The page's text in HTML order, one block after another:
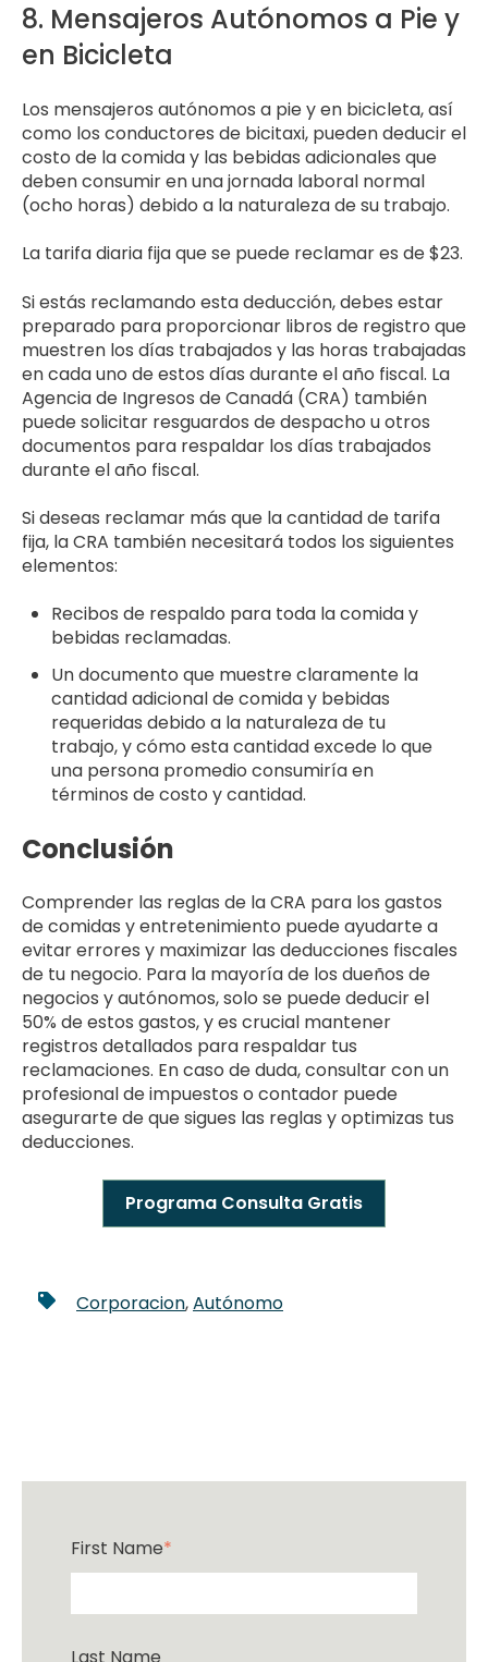
8. Mensajeros Autónomos a Pie y
en Bicicleta
Los mensajeros autónomos a pie y en bicicleta, así
como los conductores de bicitaxi, pueden deducir el
costo de la comida y las bebidas adicionales que
deben consumir en una jornada laboral normal
(ocho horas) debido a la naturaleza de su trabajo.
La tarifa diaria fija que se puede reclamar es de $23.
Si estás reclamando esta deducción, debes estar
preparado para proporcionar libros de registro que
muestren los días trabajados y las horas trabajadas
en cada uno de estos días durante el año fiscal. La
Agencia de Ingresos de Canadá (CRA) también
puede solicitar resguardos de despacho u otros
documentos para respaldar los días trabajados
durante el año fiscal.
Si deseas reclamar más que la cantidad de tarifa
fija, la CRA también necesitará todos los siguientes
elementos:
Recibos de respaldo para toda la comida y
bebidas reclamadas.
Un documento que muestre claramente la
cantidad adicional de comida y bebidas
requeridas debido a la naturaleza de tu
trabajo, y cómo esta cantidad excede lo que
una persona promedio consumiría en
términos de costo y cantidad.
Conclusión
Comprender las reglas de la CRA para los gastos
de comidas y entretenimiento puede ayudarte a
evitar errores y maximizar las deducciones fiscales
de tu negocio. Para la mayoría de los dueños de
negocios y autónomos, solo se puede deducir el
50% de estos gastos, y es crucial mantener
registros detallados para respaldar tus
reclamaciones. En caso de duda, consultar con un
profesional de impuestos o contador puede
asegurarte de que sigues las reglas y optimizas tus
deducciones.
Programa Consulta Gratis
Corporacion,Autónomo
First Name*
Last Name